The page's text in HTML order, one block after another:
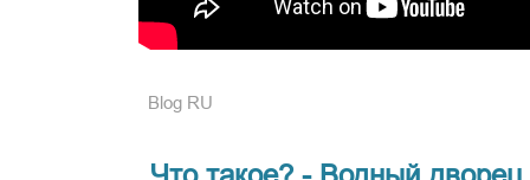
Blog RU